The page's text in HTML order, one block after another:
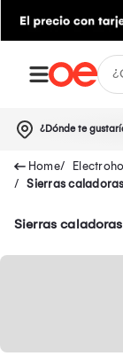
¿Dónde te
Sierras
Sierras